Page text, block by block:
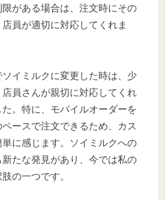
がある場合は、注文時にその
員が適切に対応してくれま
イミルクに変更した時は、少
員さんが親切に対応してくれ
。特に、モバイルオーダーを
ースで注文できるため、カス
に感じます。ソイミルクへの
たな発見があり、今では私の
の一つです。